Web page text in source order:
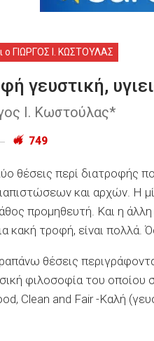
ο ΓΙΩΡΓΟΣ Ι. ΚΩΣΤΟΥΛΑΣ
γευστική,
Ι. Κωστούλας*
749
θέσεις περί διατροφής
και αρχών. Η
προμηθευτή. Και η
κακή τροφή, είναι πολλά.
θέσεις
φιλοσοφία του οποίου
Clean and Fair -Καλή